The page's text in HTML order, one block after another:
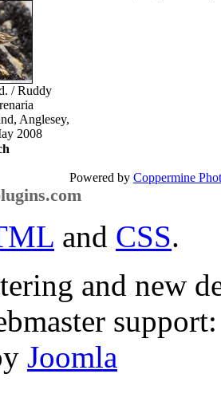
/ Ruddy
Anglesey,
2008
Powered by Coppermine
and CSS.
and new
Joomla